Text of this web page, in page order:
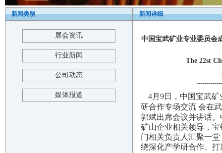
新闻类别
展会资讯
行业新闻
公司动态
媒体报道
新闻详细
中国宝武矿业专业委员会
The 22st
4月9日，中国宝武
研合作专场交流 会在
郭斌出席会议并讲话
矿山企业相关领导，
门相关负责人汇聚一
绕深化产学研合作、